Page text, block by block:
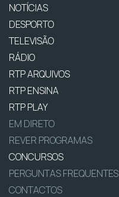
NOTÍCIAS
DESPORTO
TELEVISÃO
RÁDIO
RTP ARQUIVOS
RTP ENSINA
RTP PLAY
EM DIRETO
REVER PROGRAMAS
CONCURSOS
PERGUNTAS FREQUENTES
CONTACTOS